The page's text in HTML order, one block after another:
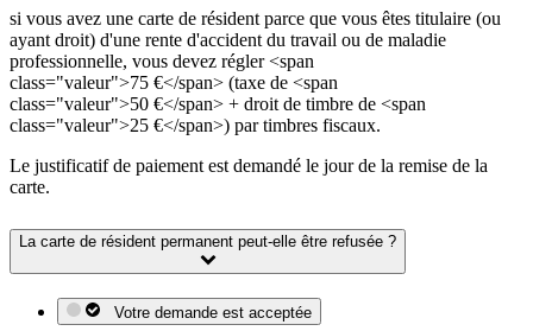
si vous avez une carte de résident parce que vous êtes titulaire (ou
ayant droit) d'une rente d'accident du travail ou de maladie
professionnelle, vous devez régler <span
class="valeur">75 €</span> (taxe de <span
class="valeur">50 €</span> + droit de timbre de <span
class="valeur">25 €</span>) par timbres fiscaux.
Le justificatif de paiement est demandé le jour de la remise de la
carte.
La carte de résident permanent peut-elle être refusée ?
Votre demande est acceptée